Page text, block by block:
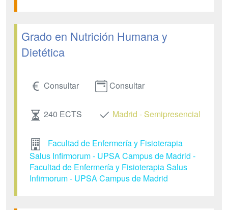
Grado en Nutrición Humana y
Dietética
Consultar Consultar
240 ECTS Madrid - Semipresencial
Facultad de Enfermería y Fisioterapia
Salus Infirmorum - UPSA Campus de Madrid -
Facultad de Enfermería y Fisioterapia Salus
Infirmorum - UPSA Campus de Madrid